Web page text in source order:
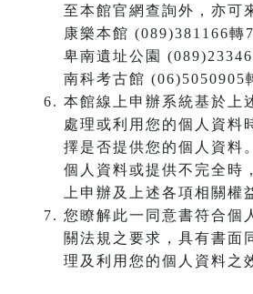
至本館官網查詢外，亦可
康樂本館 (089)381166轉
卑南遺址公園
南科考古館 (06)5050905
本館線上申辦系統基於上
處理或利用您的個人資料
擇是否提供您的個人資料
個人資料或提供不完全時
上申辦及上述各項相關權
您瞭解此一同意書符合個
關法規之要求，具有書面
理及利用您的個人資料之